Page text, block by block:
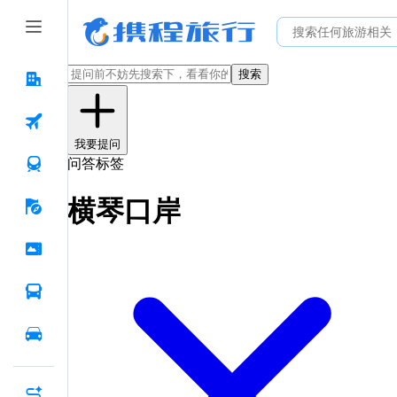
搜索
我要提问
问答标签
横琴口岸